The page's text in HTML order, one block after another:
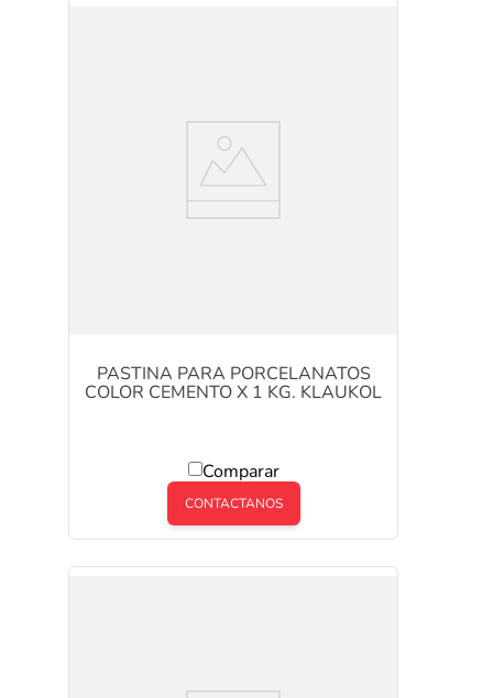
PASTINA PARA PORCELANATOS
COLOR CEMENTO X 1 KG. KLAUKOL
Comparar
CONTACTANOS